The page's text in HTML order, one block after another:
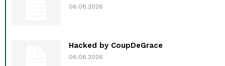
06.08.2026
Hacked by CoupDeGrace
06.08.2026